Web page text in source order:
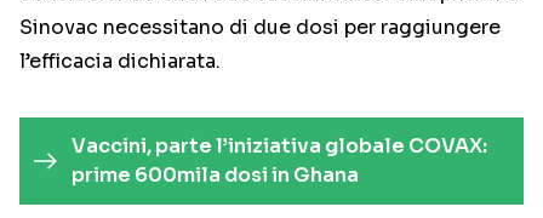
Sinovac necessitano di due dosi per raggiungere
l’efficacia dichiarata.
Vaccini, parte l’iniziativa globale COVAX:
prime 600mila dosi in Ghana